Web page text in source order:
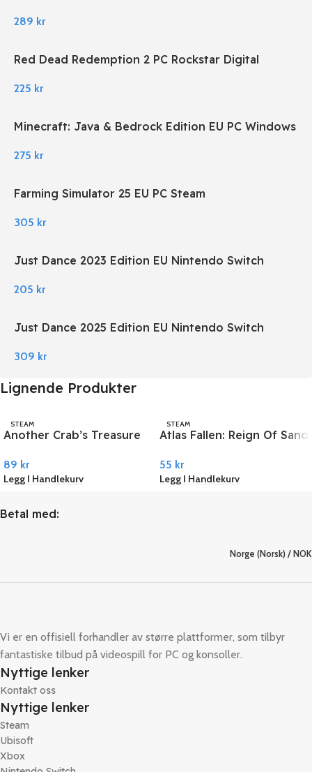
289 kr
Red Dead Redemption 2 PC Rockstar Digital
225 kr
Minecraft: Java & Bedrock Edition EU PC Windows
275 kr
Farming Simulator 25 EU PC Steam
305 kr
Just Dance 2023 Edition EU Nintendo Switch
205 kr
Just Dance 2025 Edition EU Nintendo Switch
309 kr
Lignende Produkter
STEAM
Another Crab’s Treasure
89 kr
Legg I Handlekurv
STEAM
Atlas Fallen: Reign Of Sand
55 kr
Legg I Handlekurv
Betal med:
Norge (Norsk) / NOK
Vi er en offisiell forhandler av større plattformer, som tilbyr
fantastiske tilbud på videospill for PC og konsoller.
Nyttige lenker
Kontakt oss
Nyttige lenker
Steam
Ubisoft
Xbox